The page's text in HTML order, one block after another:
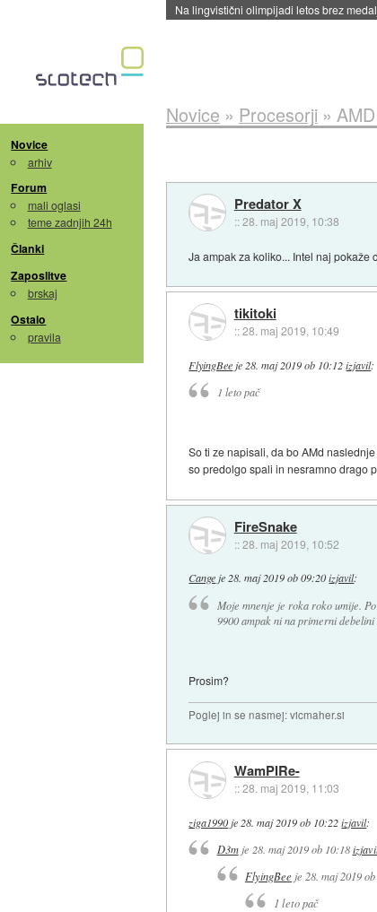
Na lingvistični olimpijadi letos brez
Novice
arhiv
Forum
mali oglasi
teme zadnjih 24h
Članki
Zaposlitve
brskaj
Ostalo
pravila
Novice » Procesorji »
Predator X
::28. maj 2019, 10:38
Ja ampak za koliko... Intel naj pokaže
tikitoki
::28. maj 2019, 10:49
FlyingBee je 28. maj 2019 ob 10:12 izjavil:
1 leto pač
So ti ze napisali, da bo AMd
so predolgo spali in nesramno drago
FireSnake
::28. maj 2019, 10:52
Cangeje28. maj 2019 ob 09:20 izjavil:
Moje mnenje je roka roko umije.
9900 ampak ni na primerni
Prosim?
Poglej in se nasmej: vicmaher.si
WamPIRe-
::28. maj 2019, 11:03
ziga1990 je 28. maj 2019 ob 10:22 izjavil:
D3mje 28. maj 2019 ob 10:18
FlyingBee je 28. maj 2019
1 leto pač